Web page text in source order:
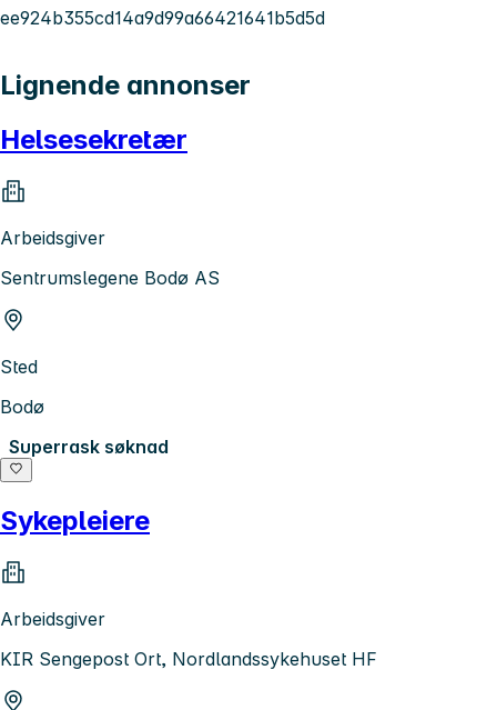
ee924b355cd14a9d99a66421641b5d5d
Lignende annonser
Helsesekretær
Arbeidsgiver
Sentrumslegene Bodø AS
Sted
Bodø
Superrask søknad
Sykepleiere
Arbeidsgiver
KIR Sengepost Ort, Nordlandssykehuset HF